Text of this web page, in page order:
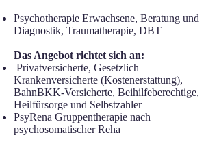
Psychotherapie Erwachsene, Beratung und
Diagnostik, Traumatherapie, DBT
Das Angebot richtet sich an:
Privatversicherte, Gesetzlich
Krankenversicherte (Kostenerstattung),
BahnBKK-Versicherte, Beihilfeberechtige,
Heilfürsorge und Selbstzahler
PsyRena Gruppentherapie nach
psychosomatischer Reha